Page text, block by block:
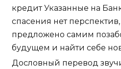
кредит Указанные на
спасения нет
предложено самим
будущем и найти себе
Дословный перевод